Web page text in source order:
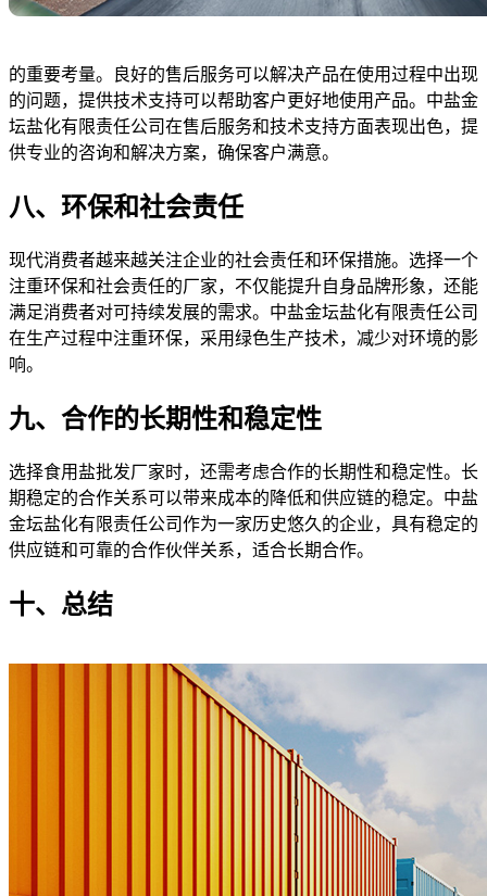
的重要考量。良好的售后服务可以解决产品在使用过程中出现
的问题，提供技术支持可以帮助客户更好地使用产品。中盐金
坛盐化有限责任公司在售后服务和技术支持方面表现出色，提
供专业的咨询和解决方案，确保客户满意。
八、环保和社会责任
现代消费者越来越关注企业的社会责任和环保措施。选择一个
注重环保和社会责任的厂家，不仅能提升自身品牌形象，还能
满足消费者对可持续发展的需求。中盐金坛盐化有限责任公司
在生产过程中注重环保，采用绿色生产技术，减少对环境的影
响。
九、合作的长期性和稳定性
选择食用盐批发厂家时，还需考虑合作的长期性和稳定性。长
期稳定的合作关系可以带来成本的降低和供应链的稳定。中盐
金坛盐化有限责任公司作为一家历史悠久的企业，具有稳定的
供应链和可靠的合作伙伴关系，适合长期合作。
十、总结